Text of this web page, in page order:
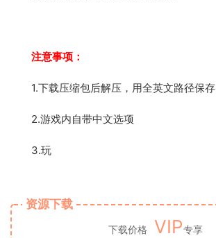
注意事项：
1.下载压缩包后解压，用全英文路径保存
2.游戏内自带中文选项
3.玩
资源下载
下载价格 VIP专享